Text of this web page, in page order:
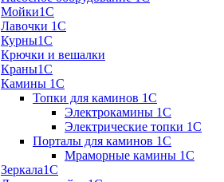
Мойки1С
Лавочки 1С
Курны1С
Крючки и вешалки
Краны1С
Камины 1C
Топки для каминов 1C
Электрокамины 1С
Электрические топки 1C
Порталы для каминов 1С
Мраморные камины 1C
Зеркала1С